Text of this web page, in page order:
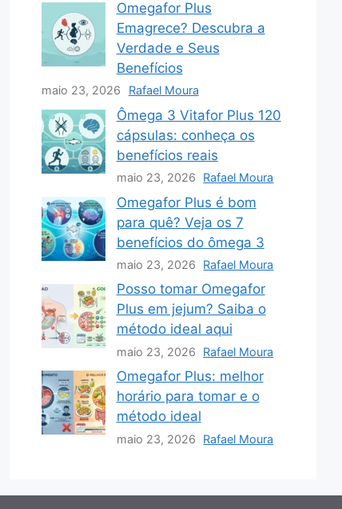
Omegafor Plus
Emagrece? Descubra a
Verdade e Seus
Benefícios
maio 23, 2026 Rafael Moura
Ômega 3 Vitafor Plus 120
cápsulas: conheça os
benefícios reais
maio 23, 2026 Rafael Moura
Omegafor Plus é bom
para quê? Veja os 7
benefícios do ômega 3
maio 23, 2026 Rafael Moura
Posso tomar Omegafor
Plus em jejum? Saiba o
método ideal aqui
maio 23, 2026 Rafael Moura
Omegafor Plus: melhor
horário para tomar e o
método ideal
maio 23, 2026 Rafael Moura